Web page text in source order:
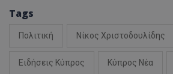
Tags
Πολιτική Νίκος Χριστοδουλίδης
Ειδήσεις Κύπρος Κύπρος Νέα